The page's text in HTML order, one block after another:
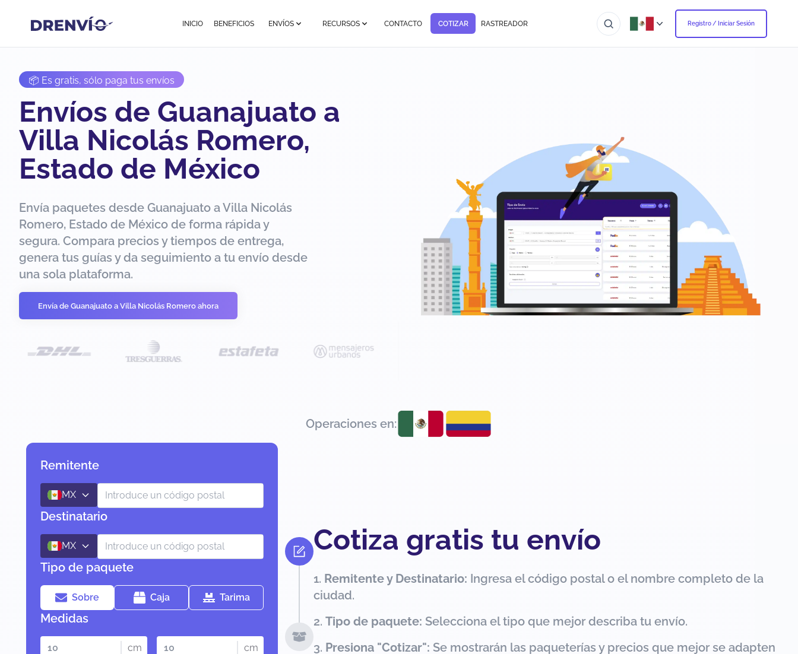
INICIO BENEFICIOS ENVÍOS RECURSOS CONTACTO COTIZAR RASTREADOR Registro / Iniciar Sesión
📦 Es gratis, sólo paga tus envíos
Envíos de Guanajuato a
Villa Nicolás Romero,
Estado de México
Envía paquetes desde Guanajuato a Villa Nicolás
Romero, Estado de México de forma rápida y
segura. Compara precios y tiempos de entrega,
genera tus guías y da seguimiento a tu envío desde
una sola plataforma.
Envía de Guanajuato a Villa Nicolás Romero ahora
Operaciones en:
Remitente
MX
Destinatario
MX
Tipo de paquete
Sobre Caja Tarima
Medidas
cm cm
Cotiza gratis tu envío
Remitente y Destinatario: Ingresa el código postal o el nombre completo de la
ciudad.
Tipo de paquete: Selecciona el tipo que mejor describa tu envío.
Presiona "Cotizar": Se mostrarán las paqueterías y precios que mejor se adapten